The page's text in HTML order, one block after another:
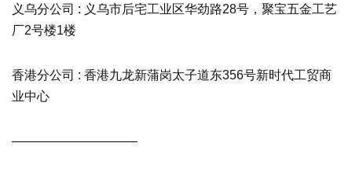
义乌分公司 : 义乌市后宅工业区华劲路28号，聚宝五金工艺
厂2号楼1楼
香港分公司 : 香港九龙新蒲岗太子道东356号新时代工贸商
业中心
——————————